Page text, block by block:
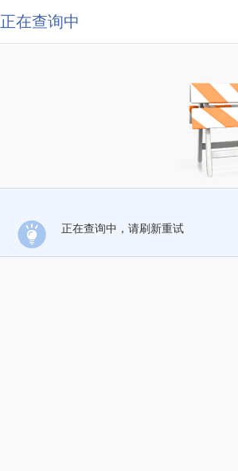
正在查询中
正在查询中，请刷新重试